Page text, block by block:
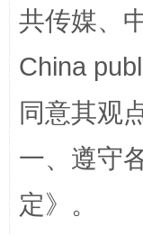
全民健身五
共传媒、
China
同意其观
一、遵守
定》。